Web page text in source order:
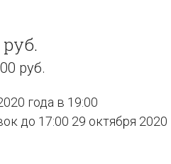
руб.
года в 19:00
до 17:00 29 октября 2020